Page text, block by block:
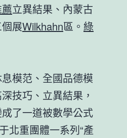
立異結果、內蒙古
展Wilkhahn區。 綠
模范、全國品德模
技巧、立異結果，
了一道被數學公式
北重團體一系列“產